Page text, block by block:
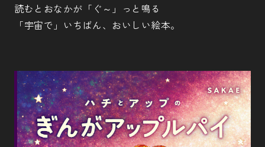
読むとおなかが「ぐ～」っと鳴る
「宇宙で」いちばん、おいしい絵本。